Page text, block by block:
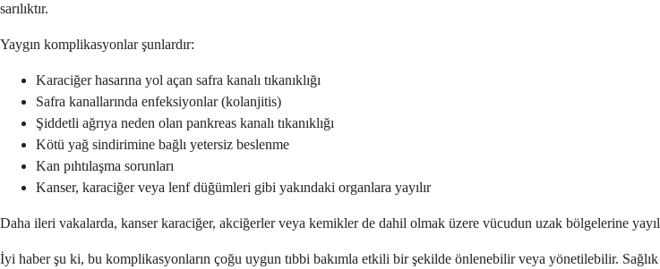
sarılıktır.
Yaygın komplikasyonlar şunlardır:
Karaciğer hasarına yol açan safra kanalı tıkanıklığı
Safra kanallarında enfeksiyonlar (kolanjitis)
Şiddetli ağrıya neden olan pankreas kanalı tıkanıklığı
Kötü yağ sindirimine bağlı yetersiz beslenme
Kan pıhtılaşma sorunları
Kanser, karaciğer veya lenf düğümleri gibi yakındaki organlara yayılır
Daha ileri vakalarda, kanser karaciğer, akciğerler veya kemikler de dahil olmak üzere vücudun uzak bölgelerine
İyi haber şu ki, bu komplikasyonların çoğu uygun tıbbi bakımla etkili bir şekilde önlenebilir veya yönetilebilir.